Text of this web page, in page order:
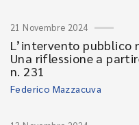
21 Novembre 2024
L’intervento pubblico
Una riflessione a
n. 231
Federico Mazzacuva